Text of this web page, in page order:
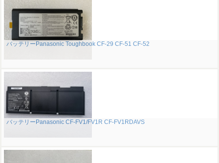
バッテリーPanasonic Toughbook CF-29 CF-51 CF-52
バッテリーPanasonic CF-FV1/FV1R CF-FV1RDAVS